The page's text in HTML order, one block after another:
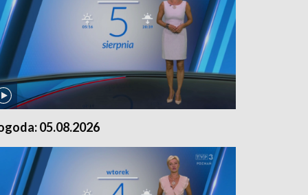
05.08.2026